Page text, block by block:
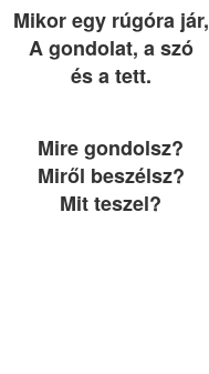
Mikor egy rúgóra jár,
A gondolat, a szó
és a tett.
Mire gondolsz?
Miről beszélsz?
Mit teszel?